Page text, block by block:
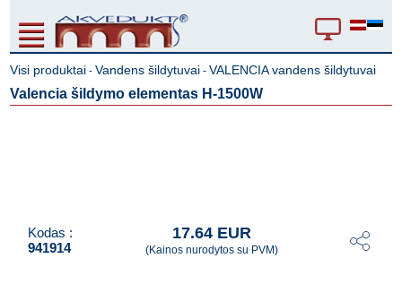
Visi produktai -Vandens šildytuvai -VALENCIA vandens šildytuvai
Valencia šildymo elementas H-1500W
Kodas :
941914
17.64 EUR
(Kainos nurodytos su PVM)